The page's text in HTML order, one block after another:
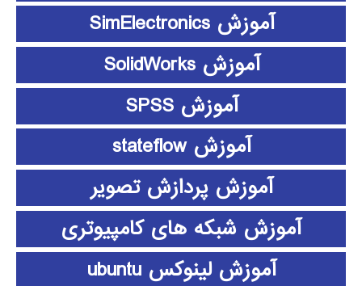
آموزش SimElectronics
آموزش SolidWorks
آموزش SPSS
آموزش stateflow
آموزش پردازش تصویر
آموزش شبکه های کامپیوتری
آموزش لینوکس ubuntu